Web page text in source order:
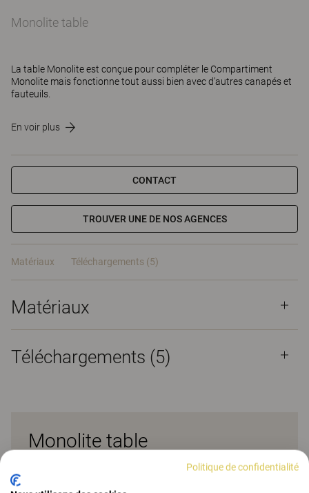
Monolite table
La table Monolite est conçue pour compléter le Compartiment
Monolite mais fonctionne tout aussi bien avec d’autres canapés et
fauteuils.
En voir plus
CONTACT
TROUVER UNE DE NOS AGENCES
Matériaux Téléchargements (5)
Matériaux
Téléchargements (5)
Monolite table
Elle est pensée comme un bureau/poste de travail
qu’il est facile de déplacer et auquel il est facile de
Politique de confidentialité